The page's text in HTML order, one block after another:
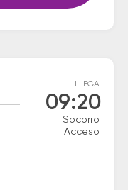
LLEGA
09:20
Socorro
Acceso